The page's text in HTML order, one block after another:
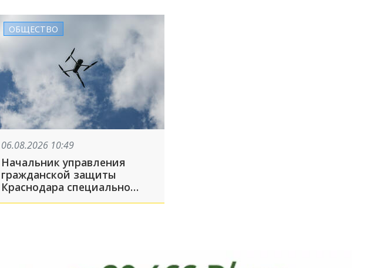
ОБЩЕСТВО
06.08.2026 10:49
Начальник управления
гражданской защиты
Краснодара специально
записал ролик для горожан